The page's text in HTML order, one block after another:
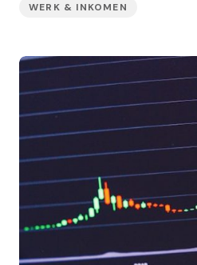
WERK & INKOMEN